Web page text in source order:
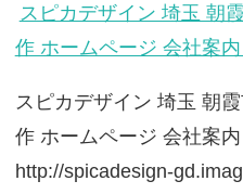
スピカデザイン 埼玉 朝
作 ホームページ 会社案
スピカデザイン 埼玉 朝
作 ホームページ 会社案
http://spicadesign-